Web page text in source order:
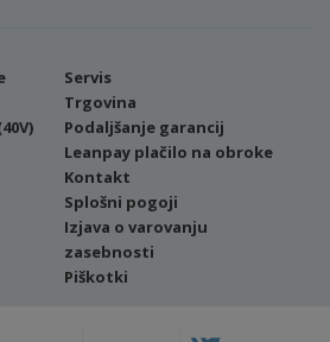
Servis
Trgovina
Podaljšanje garancij
Leanpay plačilo na obroke
Kontakt
Splošni pogoji
Izjava o varovanju
zasebnosti
Piškotki